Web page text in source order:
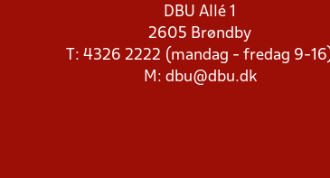
DBU Allé 1
2605 Brøndby
T: 4326 2222 (mandag - fredag 9-
M: dbu@dbu.dk